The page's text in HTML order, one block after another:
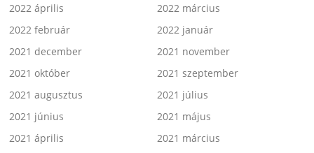
2022 április
2022 március
2022 február
2022 január
2021 december
2021 november
2021 október
2021 szeptember
2021 augusztus
2021 július
2021 június
2021 május
2021 április
2021 március